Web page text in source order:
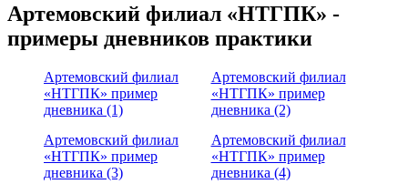
Артемовский филиал «НТГПК» -
примеры дневников практики
Артемовский филиал
«НТГПК» пример
дневника (1)
Артемовский филиал
«НТГПК» пример
дневника (2)
Артемовский филиал
«НТГПК» пример
дневника (3)
Артемовский филиал
«НТГПК» пример
дневника (4)